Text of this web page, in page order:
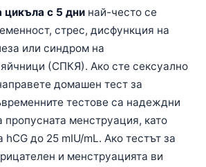
цикъла с 5 дни най-често се
стрес, дисфункция на
или синдром на
яйчници (СПКЯ). Ако сте сексуално
домашен тест за
тестове са надеждни
пропусната менструация, като
hCG до 25 mIU/mL. Ако тестът за
и менструацията ви